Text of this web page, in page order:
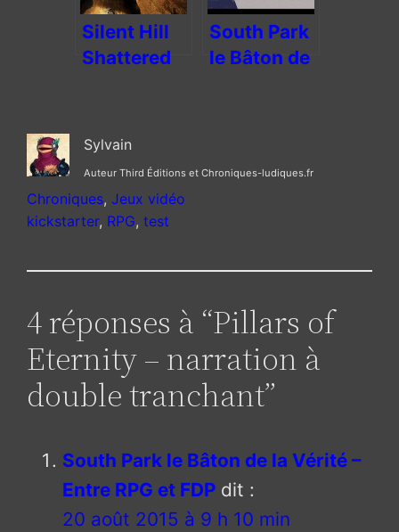
Silent Hill
Shattered
survie
inventives
South Park
le Bâton de
Sylvain
Auteur Third Éditions et Chroniques-ludiques.fr
Chroniques, Jeux vidéo
kickstarter, RPG, test
4 réponses à “Pillars of
Eternity – narration à
double tranchant”
South Park le Bâton de la Vérité –
Entre RPG et FDP dit :
20 août 2015 à 9 h 10 min